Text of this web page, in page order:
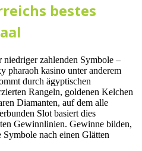
bestes
niedriger zahlenden Symbole –
pharaoh kasino unter anderem
durch ägyptischen
Rangeln, goldenen Kelchen
Diamanten, auf dem alle
Slot basiert dies
Gewinnlinien. Gewinne bilden,
Symbole nach einen Glätten